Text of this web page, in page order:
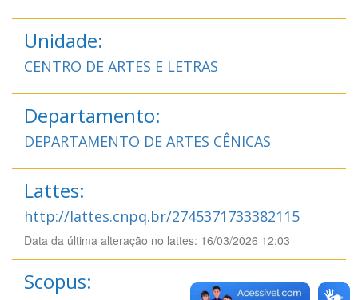
Unidade:
CENTRO DE ARTES E LETRAS
Departamento:
DEPARTAMENTO DE ARTES CÊNICAS
Lattes:
http://lattes.cnpq.br/2745371733382115
Data da última alteração no lattes: 16/03/2026 12:03
Scopus: